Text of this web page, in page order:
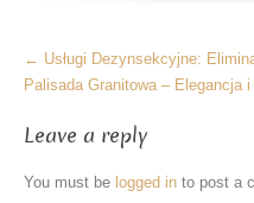
More
Articles
← Usługi Dezynsekcyjne:
Palisada Granitowa – Elegancja
Leave a reply
You must be logged in to post a